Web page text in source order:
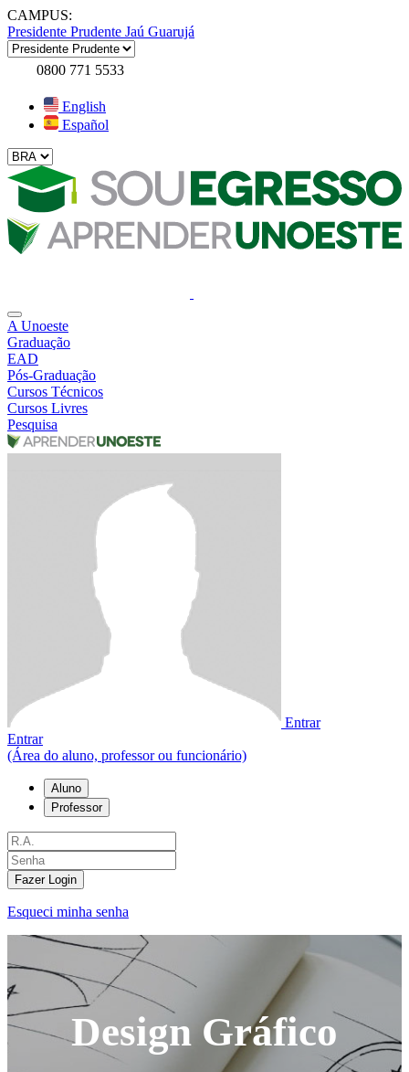
CAMPUS:
Presidente Prudente Jaú Guarujá
0800 771 5533
English
Español
A Unoeste
Graduação
EAD
Pós-Graduação
Cursos Técnicos
Cursos Livres
Pesquisa
Entrar
Entrar
(Área do aluno, professor ou funcionário)
Aluno
Professor
Fazer Login
Esqueci minha senha
Design Gráfico